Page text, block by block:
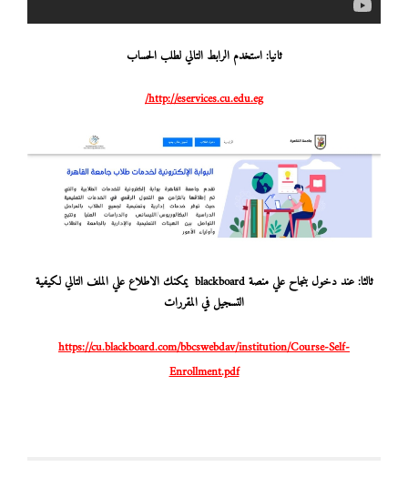
ثانيا: استخدم الرابط التالي لطلب الحساب
http://eservices.cu.edu.eg/
ثالثا: عند دخول بنجاح علي منصة blackboard يمكنك الاطلاع علي الملف التالي لكيفية
التسجيل في المقررات
https://cu.blackboard.com/bbcswebdav/institution/Course-Self-
Enrollment.pdf